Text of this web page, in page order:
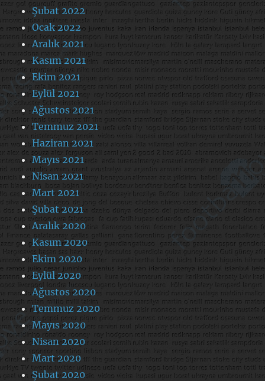
Şubat 2022
Ocak 2022
Aralık 2021
Kasım 2021
Ekim 2021
Eylül 2021
Ağustos 2021
Temmuz 2021
Haziran 2021
Mayıs 2021
Nisan 2021
Mart 2021
Şubat 2021
Aralık 2020
Kasım 2020
Ekim 2020
Eylül 2020
Ağustos 2020
Temmuz 2020
Mayıs 2020
Nisan 2020
Mart 2020
Şubat 2020